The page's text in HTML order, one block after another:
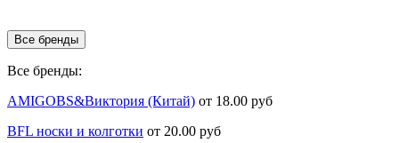
Все бренды
Все бренды:
AMIGOBS&Виктория (Китай) от 18.00 руб
BFL носки и колготки от 20.00 руб